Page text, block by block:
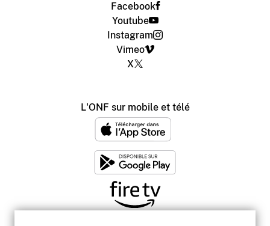
Facebook
Youtube
Instagram
Vimeo
X
L'ONF sur mobile et télé